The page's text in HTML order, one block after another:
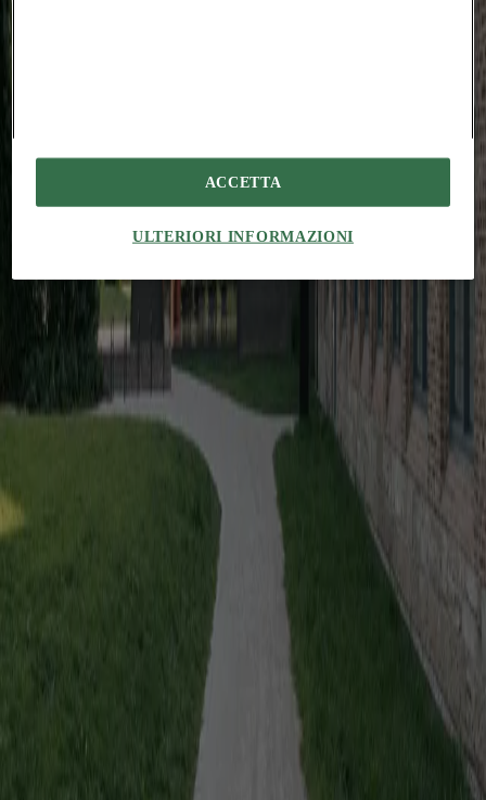
ait victus ager carbo.
bosarquitectes#masstimber
Augustines Garden: reinventare il cortile urbanoAmedeo Legnani
A Riga, Sampling trasforma un complesso residenziale esistente
attorno a un cortile condiviso, pensato per la vita quotidiana dei suoi
abitanti
Riuso, ma per chi? Le politiche del retrofit a Melbourne
A Melbourne, OFFICE mette in discussione un modello che
promuove il retrofit degli uffici vuoti ma demolisce intere comunità
Facciata / Abby Kortrijk di Barozzi Veiga
Marianna Guernieri
A Kortrijk, sei moduli in laterizio riciclato costruiscono una facciata
inclinata, continua e monolitica, dove geometria e materia
Terms of Use Privacy notice Accessibilità Abbonationline.it
Direttore Responsabile – Alessandro Valenti
ULTERIORI INFORMAZIONI
ACCETTA